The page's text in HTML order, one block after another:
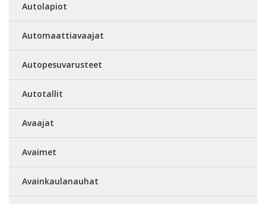
Autolapiot
Automaattiavaajat
Autopesuvarusteet
Autotallit
Avaajat
Avaimet
Avainkaulanauhat